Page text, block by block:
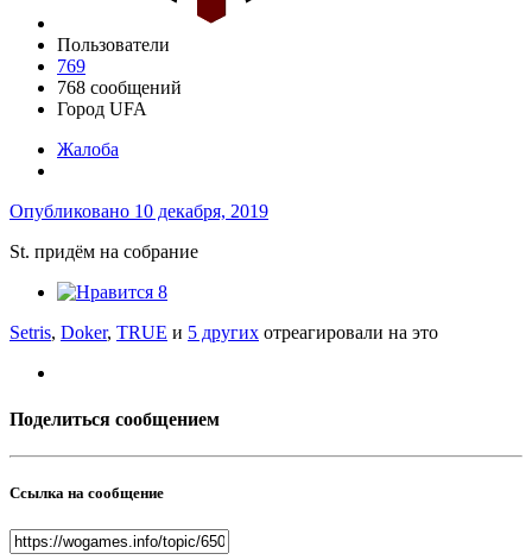
Пользователи
769
768 сообщений
Город UFA
Жалоба
Опубликовано 10 декабря, 2019
St. придём на собрание
8
Setris, Doker, TRUE и 5 других отреагировали на это
Поделиться сообщением
Ссылка на сообщение